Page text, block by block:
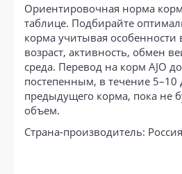
Ориентировочная норма
таблице. Подбирайте
корма учитывая особенности
возраст, активность, обмен
среда. Перевод на корм AJO
постепенным, в течение 5–10
предыдущего корма, пока не
объем.
Страна-производитель: